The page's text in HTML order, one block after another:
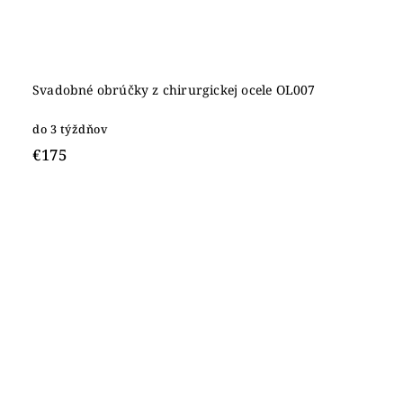
Svadobné obrúčky z chirurgickej ocele OL007
do 3 týždňov
€175